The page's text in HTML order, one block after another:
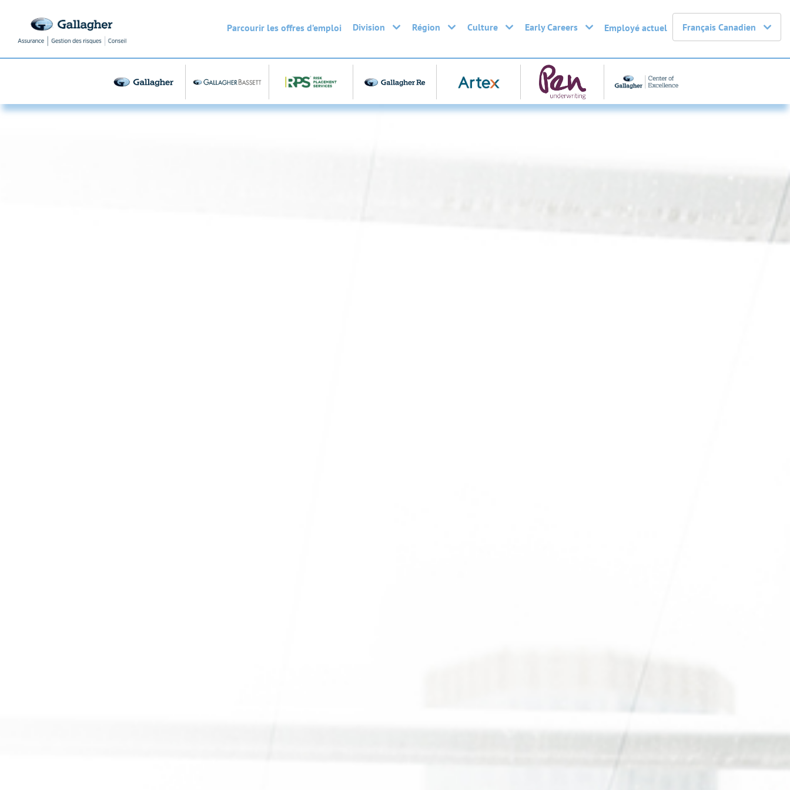
Parcourir les offres d’emploi Division Région Culture Early Careers Employé actuel Français Canadien